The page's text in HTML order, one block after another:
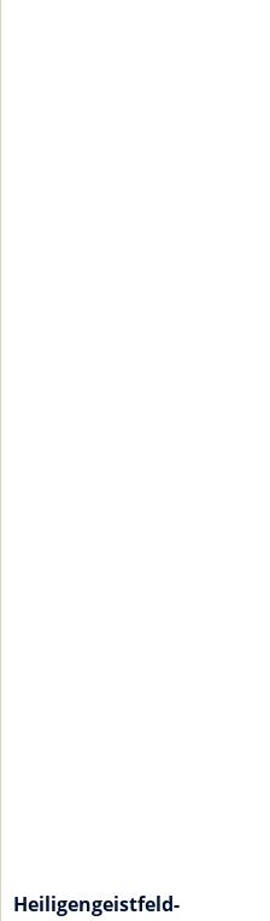
Heiligengeistfeld-